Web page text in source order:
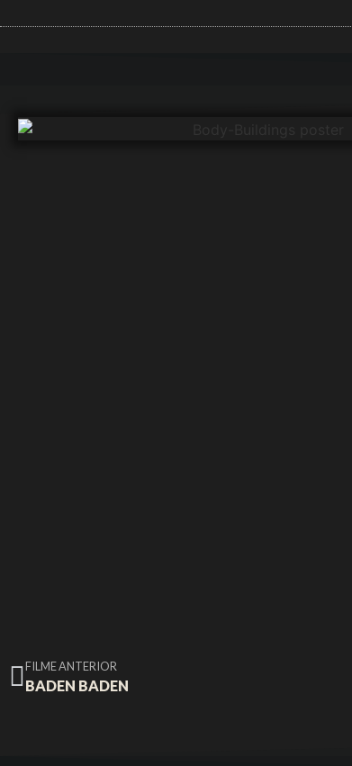
FILME ANTERIOR
BADEN BADEN